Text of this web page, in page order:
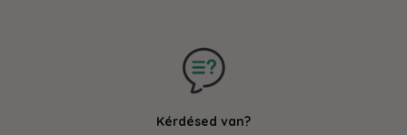
Kérdésed van?